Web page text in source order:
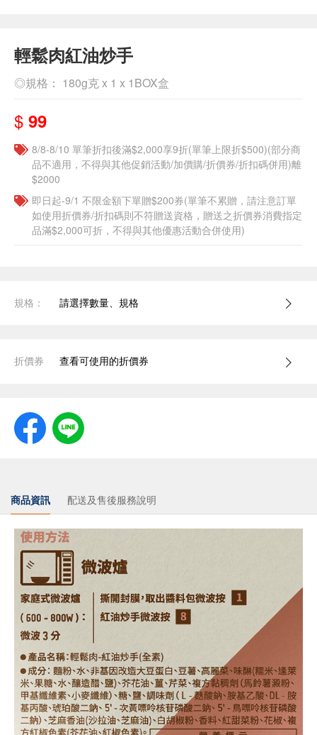
輕鬆肉紅油炒手
◎規格： 180g克 x 1 x 1BOX盒
$ 99
8/8-8/10 單筆折扣後滿$2,000享9折(單筆上限折$500)(部分商
品不適用，不得與其他促銷活動/加價購/折價券/折扣碼併用)離
$2000
即日起-9/1 不限金額下單贈$200券(單筆不累贈，請注意訂單
如使用折價券/折扣碼則不符贈送資格，贈送之折價券消費指定
品滿$2,000可折，不得與其他優惠活動合併使用)
規格： 請選擇數量、規格
折價券 查看可使用的折價券
商品資訊 配送及售後服務說明